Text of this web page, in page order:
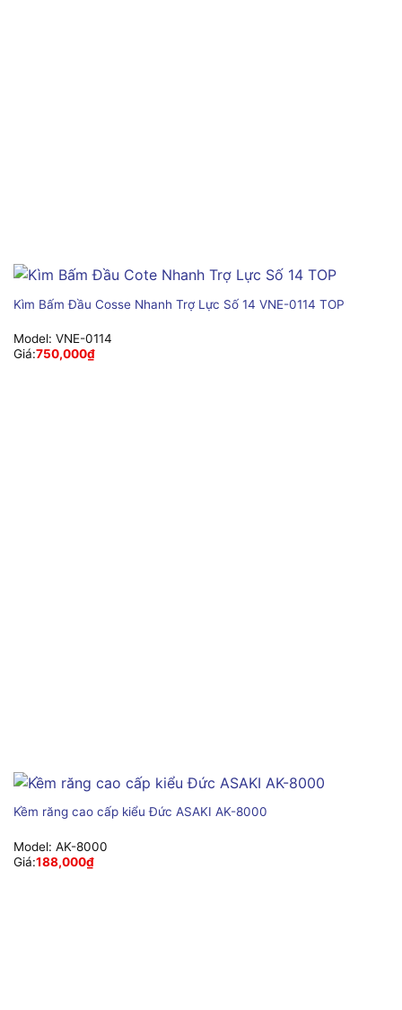
Kìm Bấm Đầu Cosse Nhanh Trợ Lực Số 14 VNE-0114 TOP
Model: VNE-0114
Giá:750,000₫
Kềm răng cao cấp kiểu Đức ASAKI AK-8000
Model: AK-8000
Giá:188,000₫